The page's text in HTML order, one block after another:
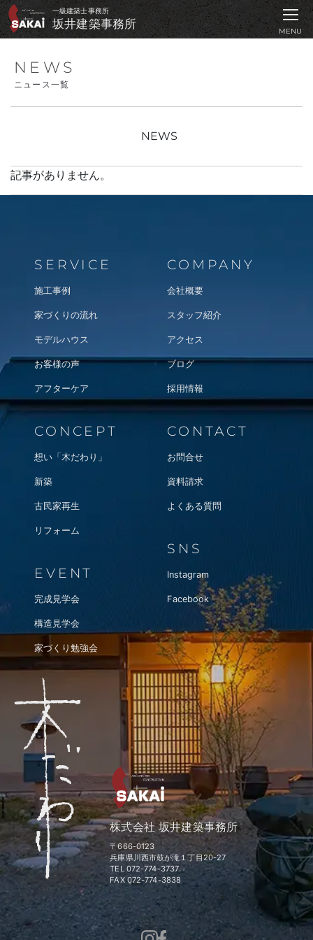
坂井建築事務所 ｜
一級建築士事務所
坂井建築事務所
MENU
N E W S
ニ ュ ー ス一覧
NEWS
記事がありません。
SERVICE
施工事例
家づくりの流れ
モデルハウス
お客様の声
アフターケア
CONCEPT
想い「木だわり」
新築
古民家再生
リフォーム
EVENT
完成見学会
構造見学会
家づくり勉強会
COMPANY
会社概要
スタッフ紹介
アクセス
ブログ
採用情報
CONTACT
お問合せ
資料請求
よくある質問
SNS
Instagram
Facebook
株式会社 坂井建築事務所
〒666-0123
兵庫県川西市鼓が滝１丁目20-27
TEL 072-774-3737
FAX 072-774-3838